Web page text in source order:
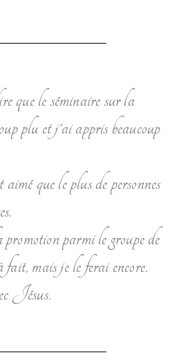
que le séminaire sur la
plu et j'ai appris beaucoup
que le plus de personnes
parmi le groupe de
mais je le ferai encore.
Jésus.